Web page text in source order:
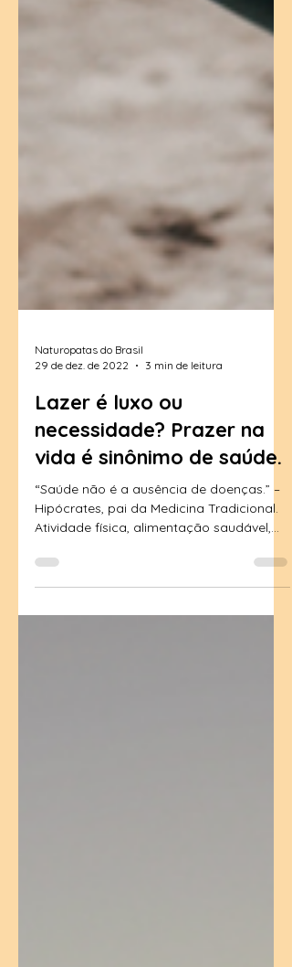
Naturopatas do Brasil
29 de dez. de 2022
3 min de leitura
necessidade? Prazer na
vida é sinônimo de saúde.
“Saúde não é a ausência de doenças.” –
exames e check-up...